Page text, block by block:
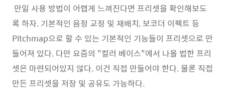
만일 사용 방법이 어렵게 느껴진다면 프리셋을 확인해보도
록 하자. 기본적인 음정 교정 및 재배치, 보코더 이펙트 등
Pitchmap으로 할 수 있는 기본적인 기능들이 프리셋으로 만
들어져 있다. 다만 요즘의 "컬러 베이스"에서 나올 법한 프리
셋은 마련되어있지 않다. 이건 직접 만들어야 한다. 물론 직접
만든 프리셋을 저장 및 공유도 가능하다.